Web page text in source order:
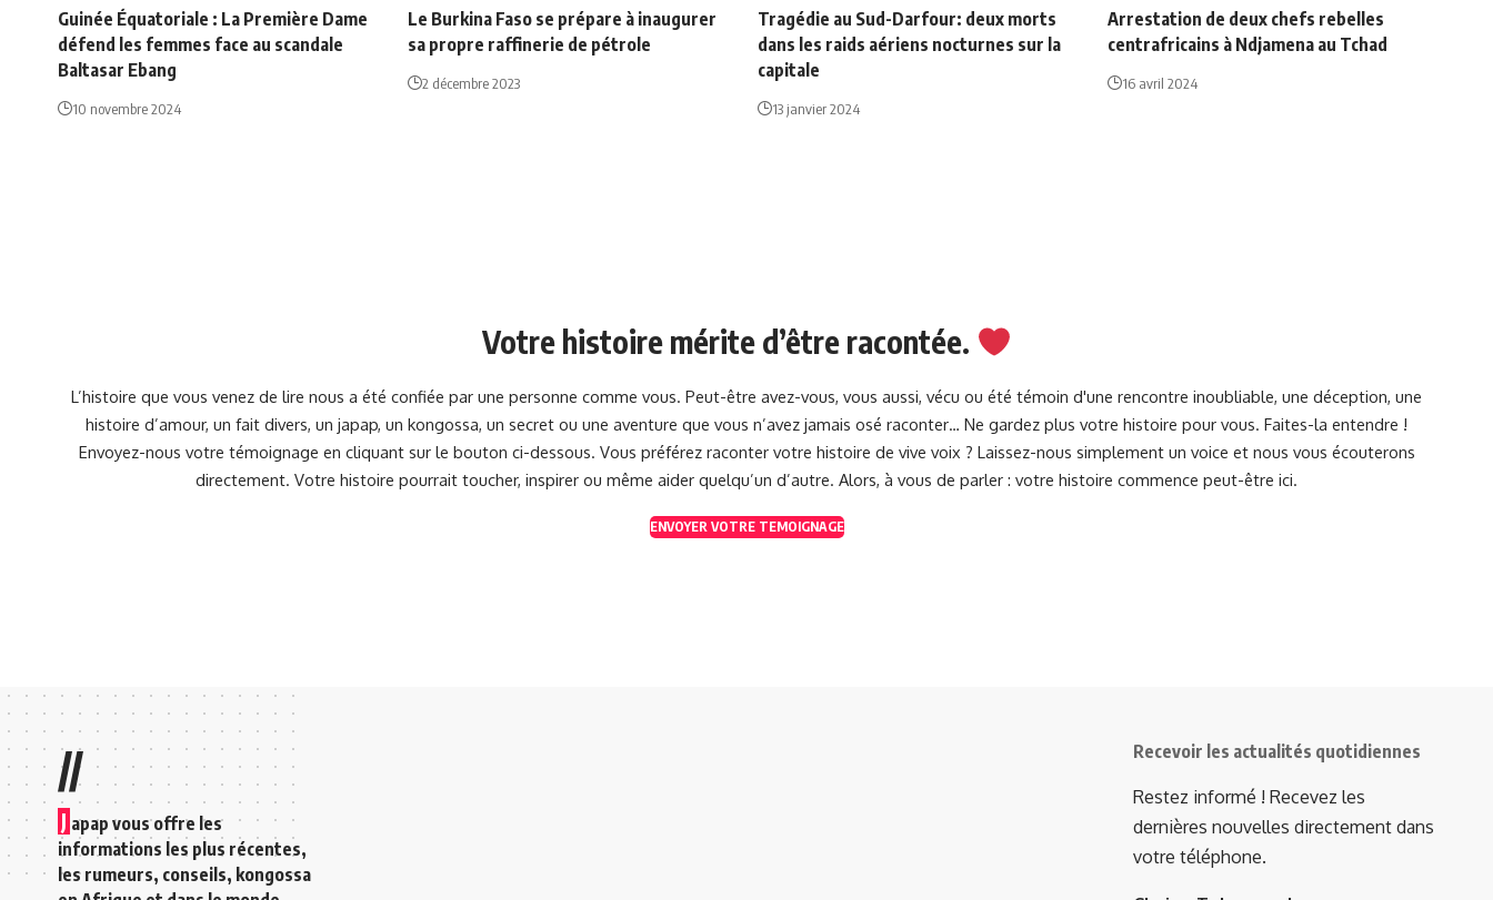
Guinée Équatoriale : La Première Dame
défend les femmes face au scandale
Baltasar Ebang
10 novembre 2024
Le Burkina Faso se prépare à inaugurer
sa propre raffinerie de pétrole
2 décembre 2023
Tragédie au Sud-Darfour: deux morts
dans les raids aériens nocturnes sur la
capitale
13 janvier 2024
Arrestation de deux chefs rebelles
centrafricains à Ndjamena au Tchad
16 avril 2024
Votre histoire mérite d’être racontée.
L’histoire que vous venez de lire nous a été confiée par une personne comme vous. Peut-être avez-vous, vous aussi, vécu ou été témoin d'une rencontre inoubliable, une déception, une
histoire d’amour, un fait divers, un japap, un kongossa, un secret ou une aventure que vous n’avez jamais osé raconter… Ne gardez plus votre histoire pour vous. Faites-la entendre !
Envoyez-nous votre témoignage en cliquant sur le bouton ci-dessous. Vous préférez raconter votre histoire de vive voix ? Laissez-nous simplement un voice et nous vous écouterons
directement. Votre histoire pourrait toucher, inspirer ou même aider quelqu’un d’autre. Alors, à vous de parler : votre histoire commence peut-être ici.
ENVOYER VOTRE TEMOIGNAGE
//
J apap vous offre les
informations les plus récentes,
les rumeurs, conseils, kongossa
Recevoir les actualités quotidiennes
Restez informé ! Recevez les
dernières nouvelles directement dans
votre téléphone.